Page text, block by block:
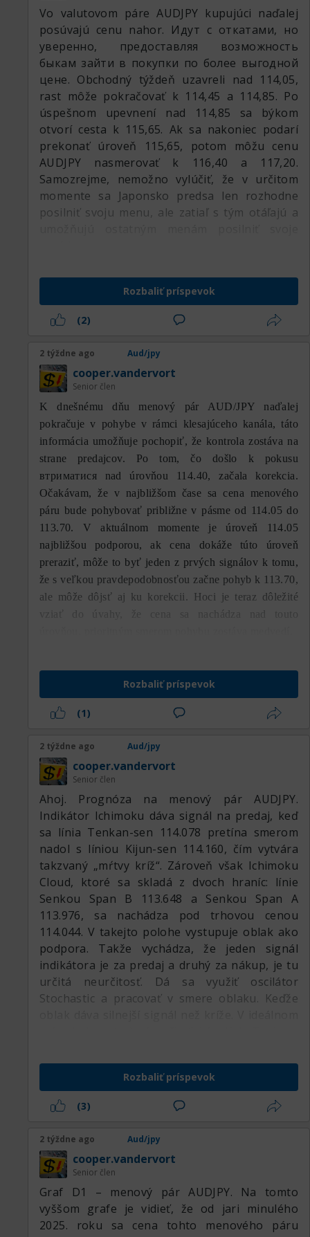
Vo valutovom páre AUDJPY kupujúci naďalej
posúvajú cenu nahor. Идут с откатами, но
уверенно, предоставляя возможность
быкам зайти в покупки по более выгодной
цене. Obchodný týždeň uzavreli nad 114,05,
rast môže pokračovať k 114,45 a 114,85. Po
úspešnom upevnení nad 114,85 sa býkom
otvorí cesta k 115,65. Ak sa nakoniec podarí
prekonať úroveň 115,65, potom môžu cenu
AUDJPY nasmerovať k 116,40 a 117,20.
Samozrejme, nemožno vylúčiť, že v určitom
momente sa Japonsko predsa len rozhodne
posilniť svoju menu, ale zatiaľ s tým otáľajú a
Rozbaliť príspevok
(2)
2 týždne ago Aud/jpy
cooper.vandervort
Senior člen
K dnešnému dňu menový pár AUD/JPY naďalej
pokračuje v pohybe v rámci klesajúceho kanála, táto
informácia umožňuje pochopiť, že kontrola zostáva na
strane predajcov. Po tom, čo došlo k pokusu
втриматися nad úrovňou 114.40, začala korekcia.
Očakávam, že v najbližšom čase sa cena menového
páru bude pohybovať približne v pásme od 114.05 do
113.70. V aktuálnom momente je úroveň 114.05
najbližšou podporou, ak cena dokáže túto úroveň
preraziť, môže to byť jeden z prvých signálov k tomu,
že s veľkou pravdepodobnosťou začne pohyb k 113.70,
ale môže dôjsť aj ku korekcii. Hoci je teraz dôležité
vziať do úvahy, že cena sa nachádza nad touto
Rozbaliť príspevok
(1)
2 týždne ago Aud/jpy
cooper.vandervort
Senior člen
Ahoj. Prognóza na menový pár AUDJPY.
Indikátor Ichimoku dáva signál na predaj, keď
sa línia Tenkan-sen 114.078 pretína smerom
nadol s líniou Kijun-sen 114.160, čím vytvára
takzvaný „mŕtvy kríž“. Zároveň však Ichimoku
Cloud, ktoré sa skladá z dvoch hraníc: línie
Senkou Span B 113.648 a Senkou Span A
113.976, sa nachádza pod trhovou cenou
114.044. V takejto polohe vystupuje oblak ako
podpora. Takže vychádza, že jeden signál
indikátora je za predaj a druhý za nákup, je tu
určitá neurčitosť. Dá sa využiť oscilátor
Stochastic a pracovať v smere oblaku. Keďže
sme dostali nákupný signál a spojili ho so
signálom z oblaku, čo aj plánujem urobiť. Ďalej
budem nakupovať.
Rozbaliť príspevok
(3)
2 týždne ago Aud/jpy
cooper.vandervort
Senior člen
Graf D1 – menový pár AUDJPY. Na tomto
vyššom grafe je vidieť, že od jari minulého
2025. roku sa cena tohto menového páru